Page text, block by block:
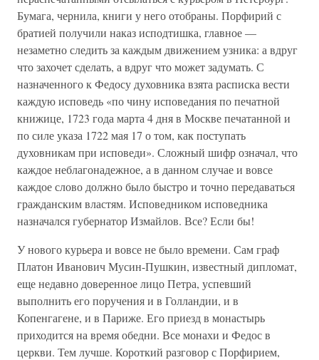
Бумага, чернила, книги у него отобраны. Порфирий с
братией получили наказ исподтишка, главное —
незаметно следить за каждым движением узника: а вдруг
что захочет сделать, а вдруг что может задумать. С
назначенного к Федосу духовника взята расписка вести
каждую исповедь «по чину исповедания по печатной
книжице, 1723 года марта 4 дня в Москве печатанной и
по силе указа 1722 мая 17 о том, как поступать
духовникам при исповеди». Сложный шифр означал, что
каждое неблагонадежное, а в данном случае и вовсе
каждое слово должно было быстро и точно передаваться
гражданским властям. Исповедником исповедника
назначался губернатор Измайлов. Все? Если бы!
У нового курьера и вовсе не было времени. Сам граф
Платон Иванович Мусин-Пушкин, известный дипломат,
еще недавно доверенное лицо Петра, успевший
выполнить его поручения и в Голландии, и в
Копенгагене, и в Париже. Его приезд в монастырь
приходится на время обедни. Все монахи и Федос в
церкви. Тем лучше. Короткий разговор с Порфирием,